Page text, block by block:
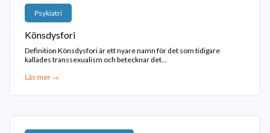
Psykiatri
Könsdysfori
Definition Könsdysfori är ett nyare namn för det som tidigare
kallades transsexualism och betecknar det...
Läs mer →